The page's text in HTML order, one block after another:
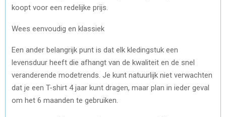
koopt voor een redelijke prijs.
Wees eenvoudig en klassiek
Een ander belangrijk punt is dat elk kledingstuk een
levensduur heeft die afhangt van de kwaliteit en de snel
veranderende modetrends. Je kunt natuurlijk niet verwachten
dat je een T-shirt 4 jaar kunt dragen, maar plan in ieder geval
om het 6 maanden te gebruiken.